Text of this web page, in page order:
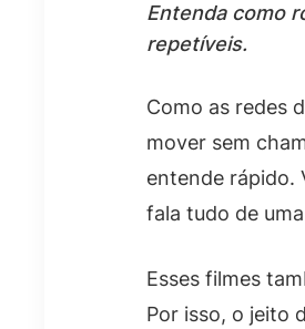
Entenda como
repetíveis.
Como as redes
mover sem
entende rápido.
fala tudo de
Esses filmes
Por isso, o jeito